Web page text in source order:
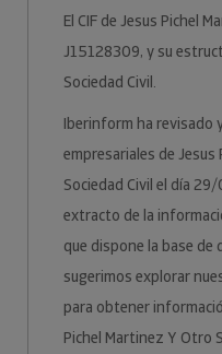
El CIF de Jesus Pichel
J15128309, y su
Sociedad Civil.
Iberinform ha revisado
empresariales de
Sociedad Civil el día
extracto de la
que dispone la base
sugerimos explorar
para obtener
Pichel Martinez Y Otro